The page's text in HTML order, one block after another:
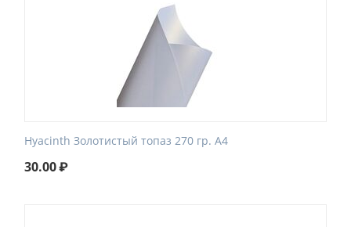
Hyacinth Золотистый топаз 270 гр. A4
30.00₽